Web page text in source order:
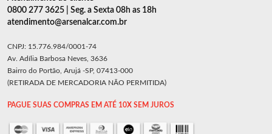
0800 277 3625 | Seg. a Sexta 08h as 18h
atendimento@arsenalcar.com.br
CNPJ: 15.776.984/0001-74
Av. Adília Barbosa Neves, 3636
Bairro do Portão, Arujá -SP, 07413-000
(RETIRADA DE MERCADORIA NÃO PERMITIDA)
PAGUE SUAS COMPRAS EM ATÉ 10X SEM JUROS